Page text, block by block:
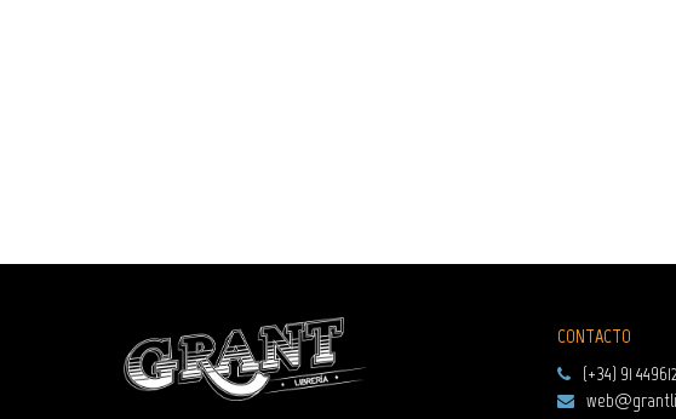
CONTACTO
(+34) 91